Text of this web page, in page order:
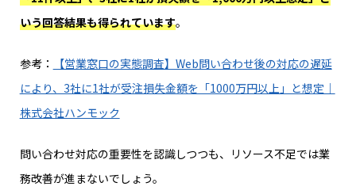
いう回答結果も得られています。
参考：
【営業窓口の実態調査】Web問い合わせ後の対応の遅延
により、3社に1社が受注損失金額を「1000万円以上」と想定｜
株式会社ハンモック
問い合わせ対応の重要性を認識しつつも、リソース不足では業
務改善が進まないでしょう。